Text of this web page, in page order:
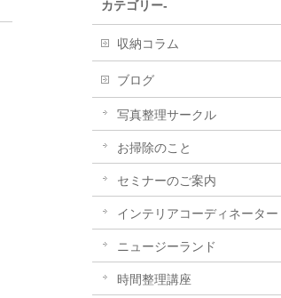
カテゴリー-
収納コラム
ブログ
写真整理サークル
お掃除のこと
セミナーのご案内
インテリアコーディネーター
ニュージーランド
時間整理講座